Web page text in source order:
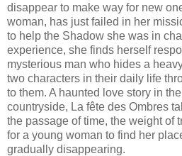
disappear to make way for new
woman, has just failed in her
to help the Shadow she was in
experience, she finds herself
mysterious man who hides a
two characters in their daily life
to them. A haunted love story in
countryside, La fête des Ombres
the passage of time, the weight of
for a young woman to find her
gradually disappearing.